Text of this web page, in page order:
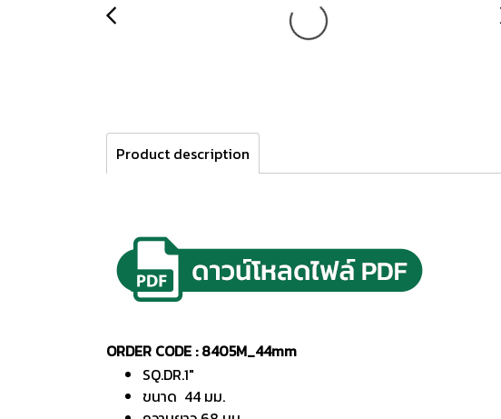
Product description
ORDER CODE : 8405M_44mm
SQ.DR.1"
ขนาด 44 มม.